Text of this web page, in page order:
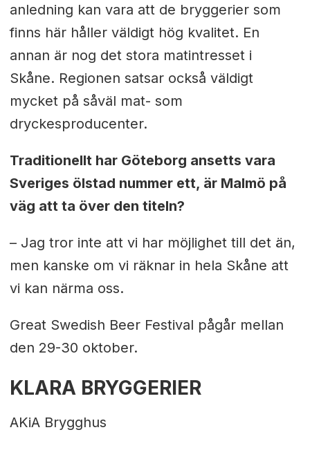
anledning kan vara att de bryggerier som
finns här håller väldigt hög kvalitet. En
annan är nog det stora matintresset i
Skåne. Regionen satsar också väldigt
mycket på såväl mat- som
dryckesproducenter.
Traditionellt har Göteborg ansetts vara
Sveriges ölstad nummer ett, är Malmö på
väg att ta över den titeln?
– Jag tror inte att vi har möjlighet till det än,
men kanske om vi räknar in hela Skåne att
vi kan närma oss.
Great Swedish Beer Festival pågår mellan
den 29-30 oktober.
KLARA BRYGGERIER
AKiA Brygghus